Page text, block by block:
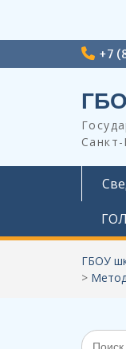
к
+7
ГБОУ
>
Поиск